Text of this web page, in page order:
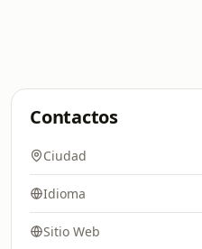
Contactos
Ciudad
Idioma
Sitio Web